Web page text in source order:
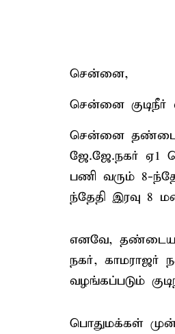
சென்னை,
சென்னை குடிநீர்
சென்னை
ஜே.ஜே.நகர் ஏ1
பணி வரும் 8-
ந்தேதி இரவு 8
எனவே,
நகர், காமராஜர்
வழங்கப்படும்
பொதுமக்கள்